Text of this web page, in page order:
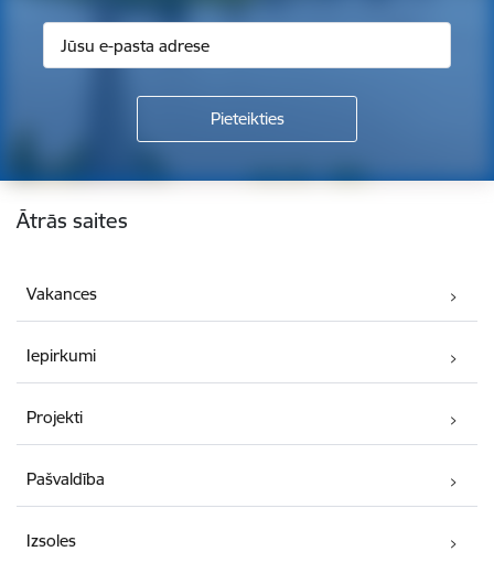
Kājene
Ātrās saites
Vakances
Iepirkumi
Projekti
Pašvaldība
Izsoles